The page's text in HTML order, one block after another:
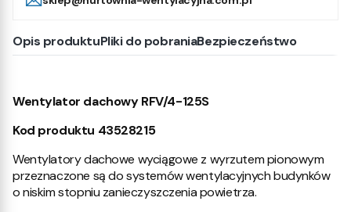
Opis produktuPliki do pobraniaBezpieczeństwo
Wentylator dachowy RFV/4-125S
Kod produktu 43528215
Wentylatory dachowe wyciągowe z wyrzutem pionowym
przeznaczone są do systemów wentylacyjnych budynków
o niskim stopniu zanieczyszczenia powietrza.